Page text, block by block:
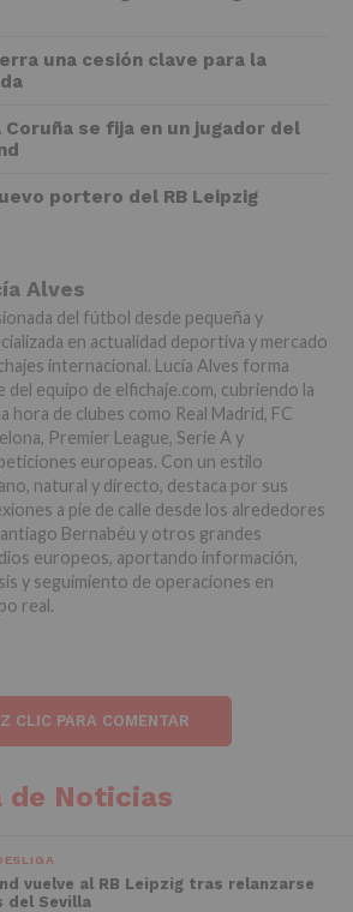
una cesión clave para la
se fija en un jugador del
portero del RB Leipzig
Alves
del fútbol desde pequeña y
en actualidad deportiva y mercado
internacional. Lucía Alves forma
del equipo de elfichaje.com, cubriendo la
hora de clubes como Real Madrid, FC
Premier League, Serie A y
europeas. Con un estilo
natural y directo, destaca por sus
a pie de calle desde los alrededores
Bernabéu y otros grandes
europeos, aportando información,
y seguimiento de operaciones en
real.
CLIC PARA COMENTAR
de Noticias
vuelve al RB Leipzig tras relanzarse
del Sevilla